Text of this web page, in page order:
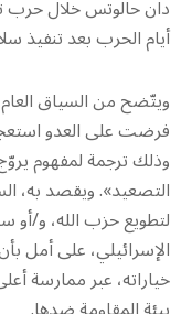
أيام الحرب بعد تنفيذ
ويتّضح من السياق
وذلك ترجمة لمفهوم
التصعيد». ويقصد به،
لتطويع حزب الله، و/
الإسرائيلي، على أمل
خياراته، عبر ممارسة